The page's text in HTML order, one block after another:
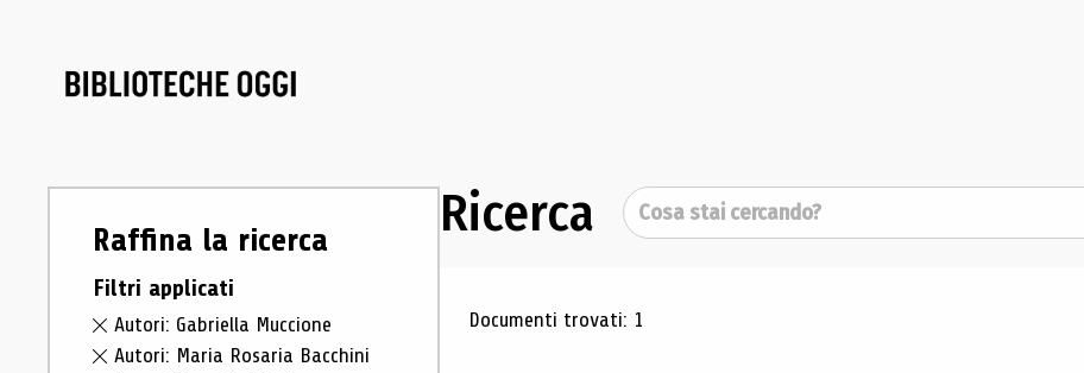
Raffina la ricerca
Filtri applicati
Autori: Gabriella Muccione
Autori: Maria Rosaria Bacchini
Ricerca Cerca
Risultati di ricerca
Documenti trovati: 1